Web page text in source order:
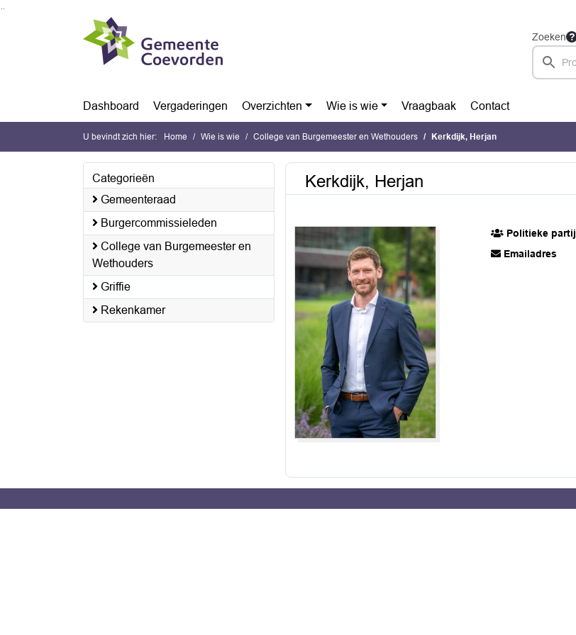
Ga naar de inhoud van deze pagina
Ga naar het zoeken
Ga naar het menu
Zoeken
Dashboard Vergaderingen Overzichten Wie is wie Vraagbaak Contact
U bevindt zich hier: Home Wie is wie College van Burgemeester en Wethouders Kerkdijk, Herjan
Categorieën
Gemeenteraad
Burgercommissieleden
College van Burgemeester en
Wethouders
Griffie
Rekenkamer
Kerkdijk, Herjan
Politieke partij
Emailadres